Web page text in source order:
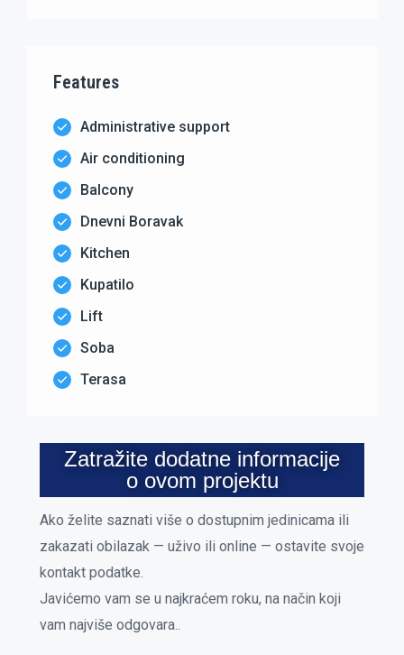
Features
Administrative support
Air conditioning
Balcony
Dnevni Boravak
Kitchen
Kupatilo
Lift
Soba
Terasa
Zatražite dodatne informacije
o ovom projektu
Ako želite saznati više o dostupnim jedinicama ili
zakazati obilazak — uživo ili online — ostavite svoje
kontakt podatke.
Javićemo vam se u najkraćem roku, na način koji
vam najviše odgovara..